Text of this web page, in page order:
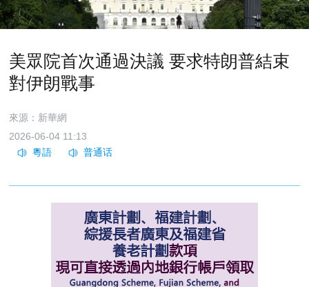
美眾院首次通過決議 要求特朗普結束
對伊朗戰事
來源：新華網
2026-06-04 11:13